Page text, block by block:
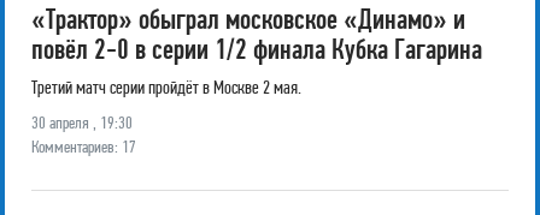
«Трактор» обыграл московское «Динамо» и
повёл 2-0 в серии 1/2 финала Кубка Гагарина
Третий матч серии пройдёт в Москве 2 мая.
30 апреля , 19:30
Комментариев: 17